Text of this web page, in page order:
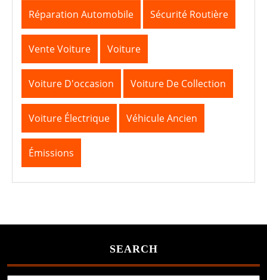
Réparation Automobile Sécurité Routière
Vente Voiture Voiture
Voiture D'occasion Voiture De Collection
Voiture Électrique Véhicule Ancien
Émissions
SEARCH